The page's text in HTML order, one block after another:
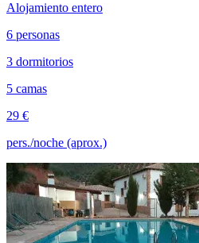
Alojamiento entero
6 personas
3 dormitorios
5 camas
29 €
pers./noche (aprox.)